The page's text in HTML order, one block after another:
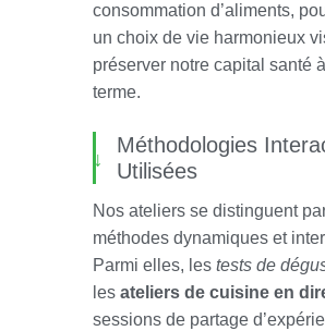
consommation d’aliments,
un choix de vie harmonieux
préserver notre capital santé
terme.
Méthodologies
Utilisées
Nos ateliers se distinguent
méthodes dynamiques et
Parmi elles, les tests de
les ateliers de cuisine en
sessions de partage